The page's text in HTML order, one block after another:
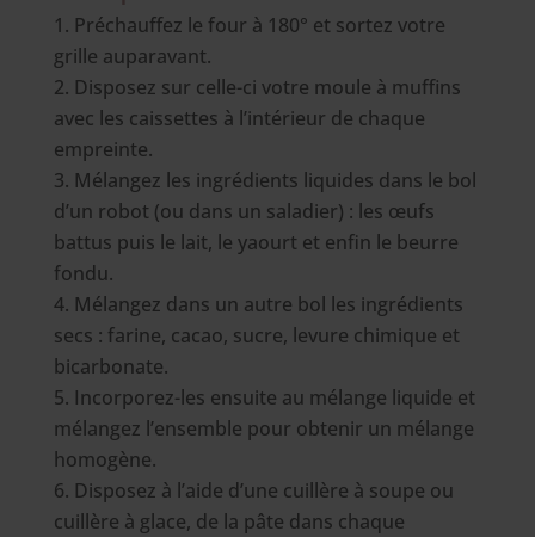
Préchauffez le four à 180° et sortez votre
grille auparavant.
Disposez sur celle-ci votre moule à muffins
avec les caissettes à l’intérieur de chaque
empreinte.
Mélangez les ingrédients liquides dans le bol
d’un robot (ou dans un saladier) : les œufs
battus puis le lait, le yaourt et enfin le beurre
fondu.
Mélangez dans un autre bol les ingrédients
secs : farine, cacao, sucre, levure chimique et
bicarbonate.
Incorporez-les ensuite au mélange liquide et
mélangez l’ensemble pour obtenir un mélange
homogène.
Disposez à l’aide d’une cuillère à soupe ou
cuillère à glace, de la pâte dans chaque